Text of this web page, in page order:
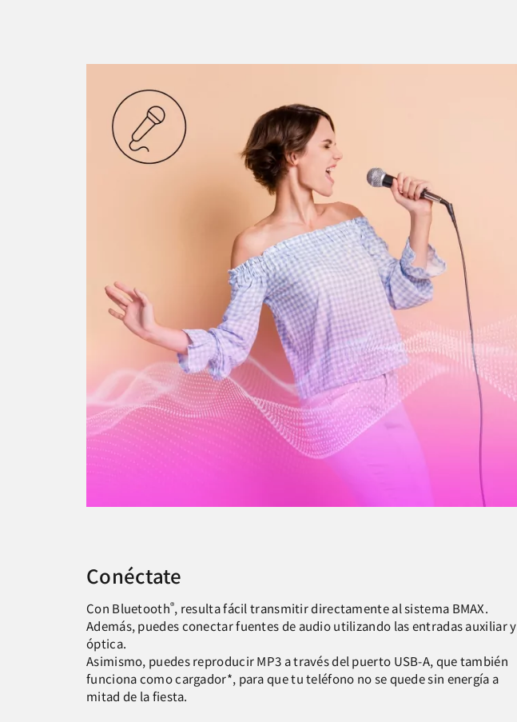
Conéctate
Con Bluetooth®, resulta fácil transmitir directamente al sistema BMAX.
Además, puedes conectar fuentes de audio utilizando las entradas auxiliar y
óptica.
Asimismo, puedes reproducir MP3 a través del puerto USB-A, que también
funciona como cargador*, para que tu teléfono no se quede sin energía a
mitad de la fiesta.